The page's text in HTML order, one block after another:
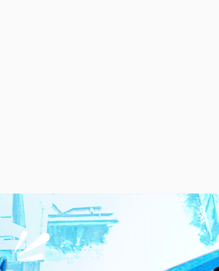
plataforma es ideal para trabajos de
construcción, mantenimiento y situaciones
de emergencia donde se necesita acceso
rápido a edificios o viviendas. Su diseño
robusto y estable permite realizar tareas en